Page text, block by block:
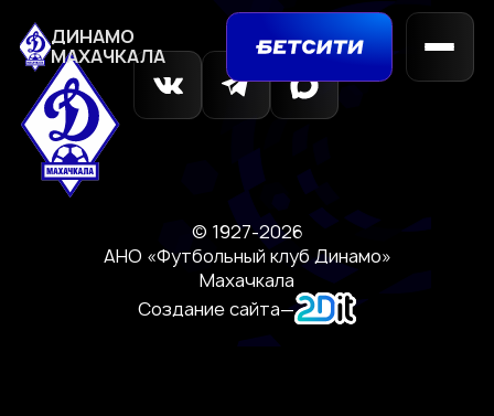
ДИНАМО
МАХАЧКАЛА
© 1927-2026
АНО «Футбольный клуб Динамо»
Махачкала
Создание сайта—